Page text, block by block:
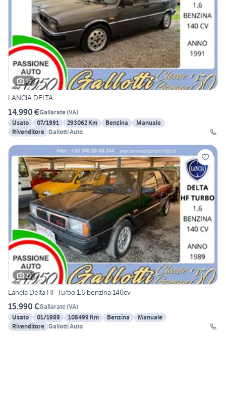
16
LANCIA DELTA
14.990 €Gallarate(VA)
Usato
07/1991 293062 Km Benzina
Manuale
Rivenditore Gallotti Auto
19
Lancia Delta HF Turbo 1.6 benzina 140cv
15.990 €Gallarate(VA)
Usato
01/1989 108499 Km Benzina
Manuale
Rivenditore Gallotti Auto